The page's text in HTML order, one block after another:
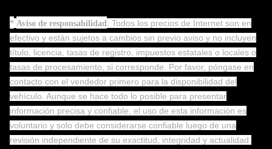
* Aviso de responsabilidad: Todos los precios de Internet son en
efectivo y están sujetos a cambios sin previo aviso y no incluyen
título, licencia, tasas de registro, impuestos estatales o locales o
tasas de procesamiento, si corresponde. Por favor, póngase en
contacto con el vendedor primero para la disponibilidad del
vehículo. Aunque se hace todo lo posible para presentar
información precisa y confiable, el uso de esta información es
voluntario y solo debe considerarse confiable luego de una
revisión independiente de su exactitud, integridad y actualidad.